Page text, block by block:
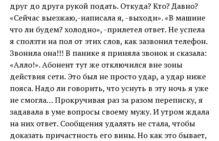
друг до друга рукой подать. Откуда? Кто? Давно?
«Сейчас выезжаю,-написала я, -выходи». «В машине
что ли будем? холодно», -прилетел ответ. Не успела
я сползти на пол от этих слов, как зазвонил телефон.
Звонила она!!! В панике я приняла звонок и сказала:
«Алло!». Абонент тут же отключился вне зоны
действия сети. Это был не просто удар, а удар ниже
пояса. Надо ли говорить, что уснуть в эту ночь я уже
не смогла… Прокручивая раз за разом переписку, я
задавала в уме вопросы своему мужу. И утром ждала
на них ответ. Сообщения удалять не стала, чтобы
доказать причастность его вины. Но как это бывает,